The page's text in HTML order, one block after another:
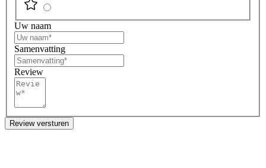
Uw naam
Samenvatting
Review
Review versturen